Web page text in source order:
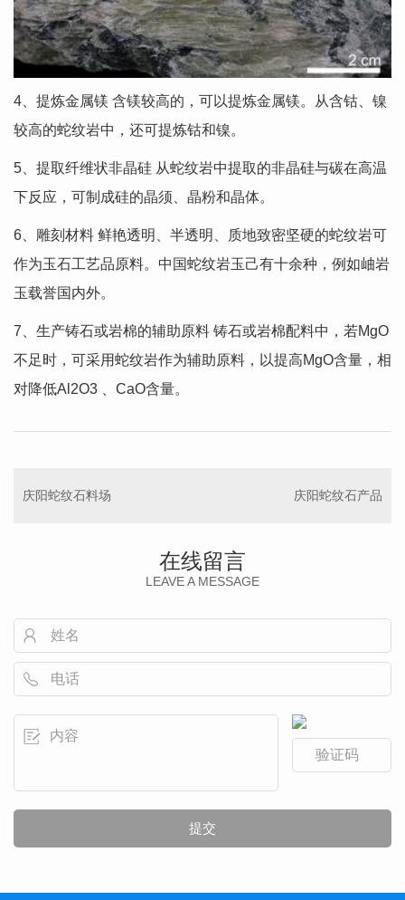
4、提炼金属镁 含镁较高的，可以提炼金属镁。从含钴、镍
较高的蛇纹岩中，还可提炼钴和镍。
5、提取纤维状非晶硅 从蛇纹岩中提取的非晶硅与碳在高温
下反应，可制成硅的晶须、晶粉和晶体。
6、雕刻材料 鲜艳透明、半透明、质地致密坚硬的蛇纹岩可
作为玉石工艺品原料。中国蛇纹岩玉己有十余种，例如岫岩
玉载誉国内外。
7、生产铸石或岩棉的辅助原料 铸石或岩棉配料中，若MgO
不足时，可采用蛇纹岩作为辅助原料，以提高MgO含量，相
对降低Al2O3 、CaO含量。
庆阳蛇纹石料场 庆阳蛇纹石产品
在线留言
LEAVE A MESSAGE